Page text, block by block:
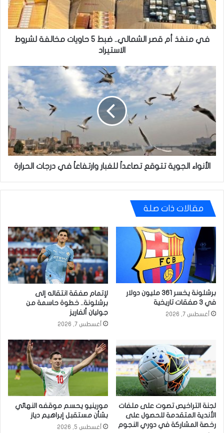
حاويات
مخالفة
لشروط
في منفذ أم قصر الشمالي.. ضبط 5 حاويات مخالفة لشروط
الاستيراد
الأنواء
تتوقع
تصاعداً
للغبار
وارتفاعاً
في
درجات
الحرارة
الأنواء الجوية تتوقع تصاعداً للغبار وارتفاعاً في درجات الحرارة
مقالات ذات صلة
برشلونة يخسر 361 مليون دولار
في 3 صفقات تاريخية
أغسطس 7, 2026
لإتمام صفقة انتقاله إلى
برشلونة.. خطوة حاسمة من
جوليان ألفاريز
أغسطس 7, 2026
لجنة التراخيص تصوت على ملفات
الأندية المتقدمة للحصول على
رخصة المشاركة في دوري النجوم
مورينيو يحسم موقفه النهائي
بشأن مستقبل إبراهيم دياز
أغسطس 5, 2026